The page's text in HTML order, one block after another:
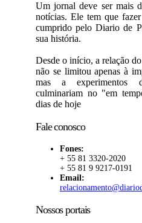
Um jornal deve ser mais
notícias. Ele tem que
cumprido pelo Diario de
sua história.
Desde o início, a relação
não se limitou apenas à
mas a experimentos
culminariam no "em
dias de hoje
Fale conosco
Fones:
+ 55 81 3320-2020
+ 55 81 9 9217-0191
Email:
Nossos portais